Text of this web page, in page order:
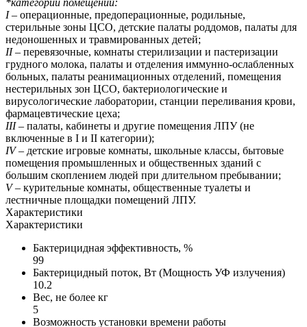
I– операционные, предоперационные, родильные,
стерильные зоны ЦСО, детские палаты роддомов, палаты для
недоношенных и травмированных детей;
II– перевязочные, комнаты стерилизации и пастеризации
грудного молока, палаты и отделения иммунно-ослабленных
больных, палаты реанимационных отделений, помещения
нестерильных зон ЦСО, бактериологические и
вирусологические лаборатории, станции переливания крови,
фармацевтические цеха;
III– палаты, кабинеты и другие помещения ЛПУ (не
включенные в I и II категории);
IV– детские игровые комнаты, школьные классы, бытовые
помещения промышленных и общественных зданий с
большим скоплением людей при длительном пребывании;
V– курительные комнаты, общественные туалеты и
лестничные площадки помещений ЛПУ.
Характеристики
Характеристики
Бактерицидная эффективность, %
99
Бактерицидный поток, Вт (Мощность УФ излучения)
10.2
Вес, не более кг
5
Возможность установки времени работы